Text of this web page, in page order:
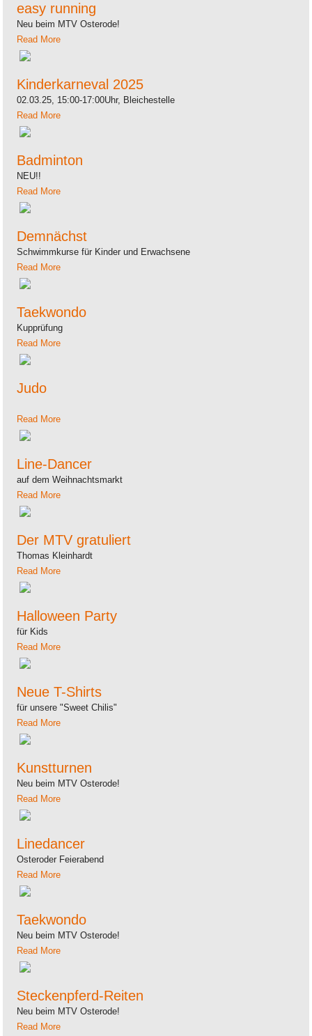
easy running
Neu beim MTV Osterode!
Read More
Kinderkarneval 2025
02.03.25, 15:00-17:00Uhr, Bleichestelle
Read More
Badminton
NEU!!
Read More
Demnächst
Schwimmkurse für Kinder und Erwachsene
Read More
Taekwondo
Kupprüfung
Read More
Judo
Read More
Line-Dancer
auf dem Weihnachtsmarkt
Read More
Der MTV gratuliert
Thomas Kleinhardt
Read More
Halloween Party
für Kids
Read More
Neue T-Shirts
für unsere "Sweet Chilis"
Read More
Kunstturnen
Neu beim MTV Osterode!
Read More
Linedancer
Osteroder Feierabend
Read More
Taekwondo
Neu beim MTV Osterode!
Read More
Steckenpferd-Reiten
Neu beim MTV Osterode!
Read More